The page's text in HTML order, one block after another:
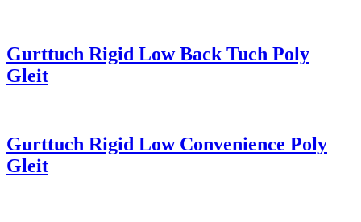
Gurttuch Rigid Low Back Tuch Poly
Gleit
Gurttuch Rigid Low Convenience Poly
Gleit